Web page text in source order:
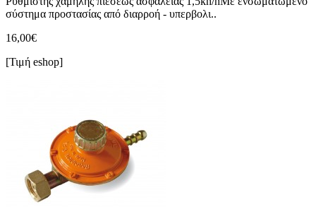
σύστημα προστασίας από διαρροή - υπερβολι..
16,00€
[Τιμή eshop]